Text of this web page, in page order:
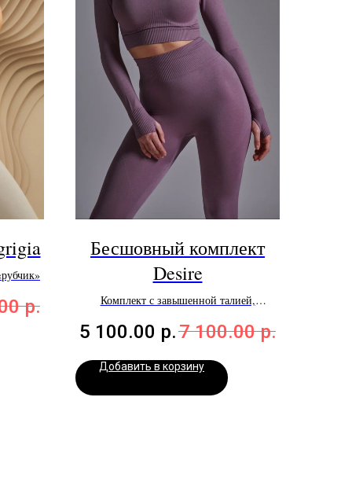
р.
Бесшовный комплект
Desire
Комплект с завышенной талией,
компрессионным эффектом, поддержкой
5 100.00 р.7 100.00 р.
Добавить в корзину